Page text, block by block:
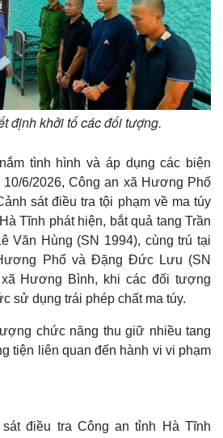
định khởi tố các đối tượng.
tình hình và áp dụng các biện
10/6/2026, Công an xã Hương Phố
sát điều tra tội phạm về ma túy
Tĩnh phát hiện, bắt quả tang Trần
Văn Hùng (SN 1994), cùng trú tại
Phố và Đặng Đức Lưu (SN
Hương Bình, khi các đối tượng
sử dụng trái phép chất ma túy.
chức năng thu giữ nhiều tang
tiện liên quan đến hành vi vi phạm
điều tra Công an tỉnh Hà Tĩnh